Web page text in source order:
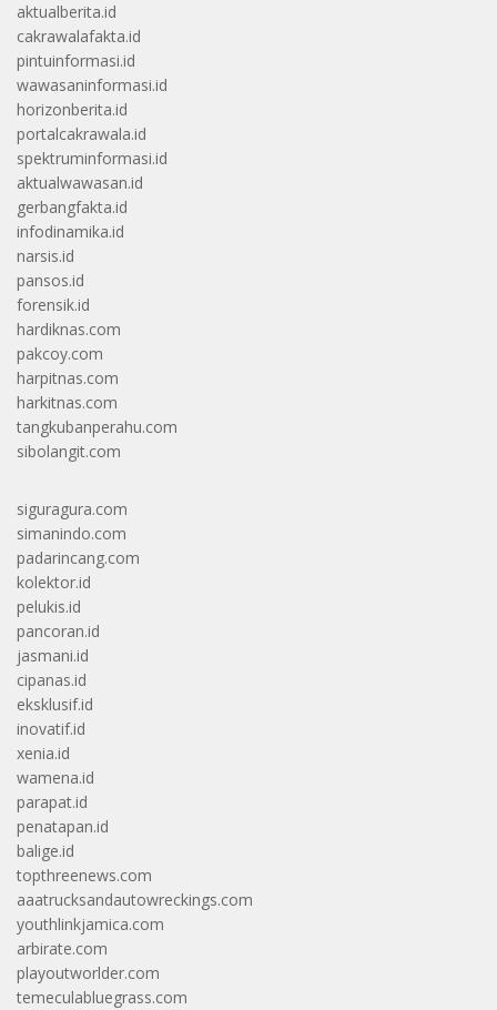
aktualberita.id
cakrawalafakta.id
pintuinformasi.id
wawasaninformasi.id
horizonberita.id
portalcakrawala.id
spektruminformasi.id
aktualwawasan.id
gerbangfakta.id
infodinamika.id
narsis.id
pansos.id
forensik.id
hardiknas.com
pakcoy.com
harpitnas.com
harkitnas.com
tangkubanperahu.com
sibolangit.com
siguragura.com
simanindo.com
padarincang.com
kolektor.id
pelukis.id
pancoran.id
jasmani.id
cipanas.id
eksklusif.id
inovatif.id
xenia.id
wamena.id
parapat.id
penatapan.id
balige.id
topthreenews.com
aaatrucksandautowreckings.com
youthlinkjamica.com
arbirate.com
playoutworlder.com
temeculabluegrass.com